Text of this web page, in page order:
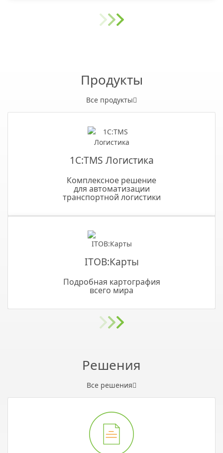
Продукты
Все продукты
1С:TMS Логистика
Комплексное решение
для автоматизации
транспортной логистики
ITOB:Карты
Подробная картография
всего мира
Решения
Все решения